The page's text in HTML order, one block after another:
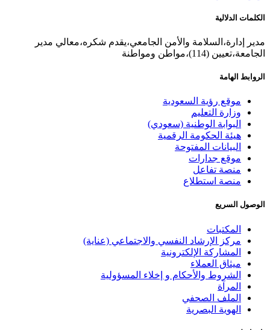
الكلمات الدلالية
مدير إدارة،السلامة والأمن الجامعي،يقدم شكره،معالي مدير
الجامعة،تعيين (114)،مواطن ومواطنة
الروابط الهامة
موقع رؤية السعودية
وزارة التعليم
البوابة الوطنية (سعودي)
هيئة الحكومة الرقمية
البيانات المفتوحة
موقع جدارات
منصة تفاعل
منصة استطلاع
الوصول السريع
المكتبات
مركز الإرشاد النفسي والاجتماعي (عناية)
المشاركة الإلكترونية
ميثاق العملاء
الشروط والأحكام و إخلاء المسؤولية
المرآة
الملف الصحفي
الهوية البصرية